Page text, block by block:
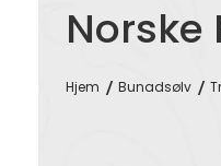
Norske
Hjem Bunadsølv